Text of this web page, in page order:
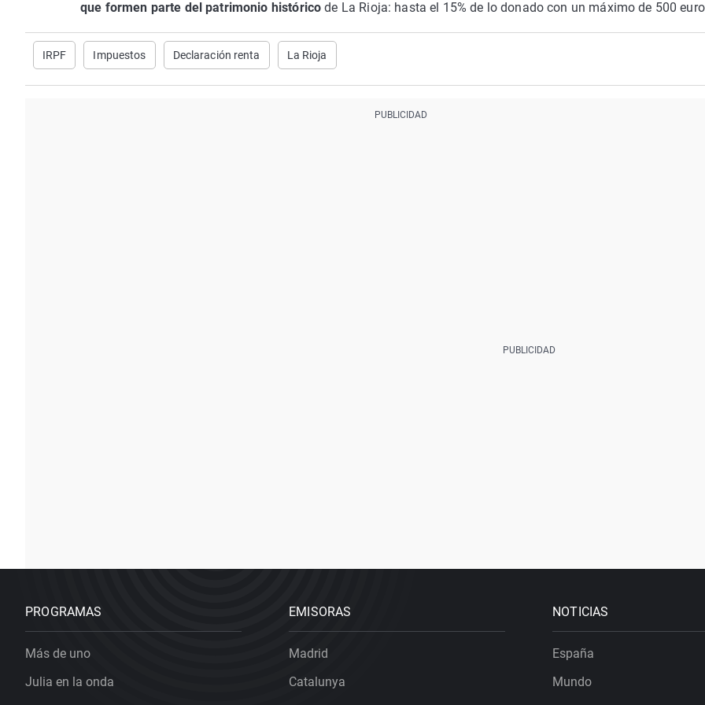
que formen parte del patrimonio histórico de La Rioja: hasta el 15% de lo donado con un máximo de 500
IRPF Impuestos Declaración renta La Rioja
PROGRAMAS
Más de uno
Julia en la onda
EMISORAS
Madrid
Catalunya
NOTICIAS
España
Mundo